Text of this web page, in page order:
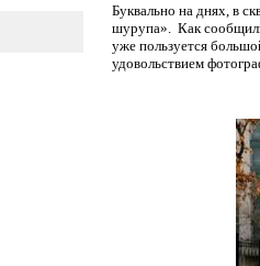
Буквально на днях, в
шурупа». Как
уже пользуется
удовольствием